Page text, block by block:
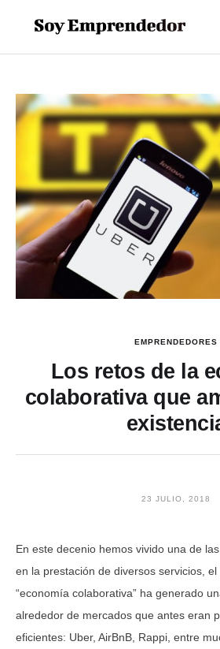
EMPRENDEDORES
Los retos de la
colaborativa que
23 JULIO, 2018
En este decenio hemos vivido una de
en la prestación de diversos servicios,
“economía colaborativa” ha generado
alrededor de mercados que antes eran
eficientes: Uber, AirBnB, Rappi, entre